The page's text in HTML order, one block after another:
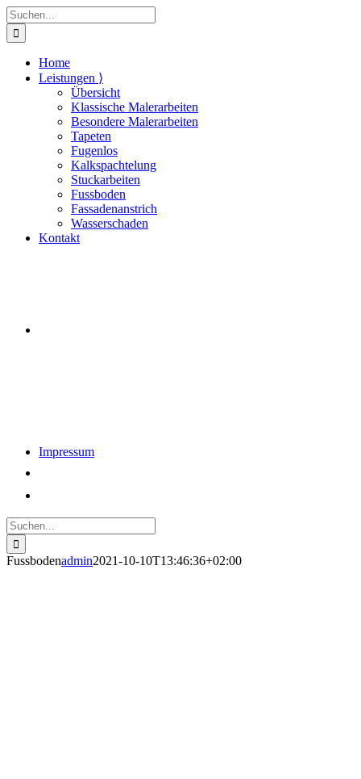
Zum
Inhalt
springen
Suche
nach:
Home
Leistungen ⟩
Übersicht
Klassische Malerarbeiten
Besondere Malerarbeiten
Tapeten
Fugenlos
Kalkspachtelung
Stuckarbeiten
Fussboden
Fassadenanstrich
Wasserschaden
Kontakt
Impressum
Suche
nach:
Fussbodenadmin2021-10-10T13:46:36+02:00